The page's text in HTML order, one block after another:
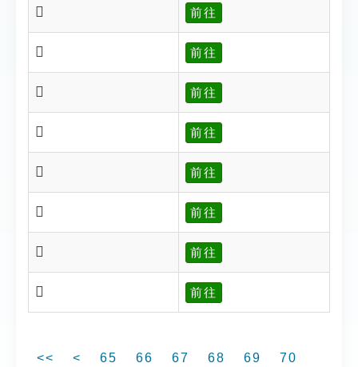
𥌪 前往
𥌭 前往
𥌮 前往
𥌯 前往
𥌰 前往
𥌱 前往
𥌲 前往
𥌵 前往
<< < 65 66 67 68 69
70